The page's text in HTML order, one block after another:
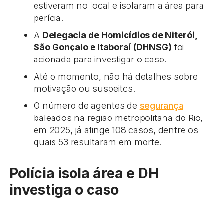
estiveram no local e isolaram a área para
perícia.
A Delegacia de Homicídios de Niterói,
São Gonçalo e Itaboraí (DHNSG) foi
acionada para investigar o caso.
Até o momento, não há detalhes sobre
motivação ou suspeitos.
O número de agentes de segurança
baleados na região metropolitana do Rio,
em 2025, já atinge 108 casos, dentre os
quais 53 resultaram em morte.
Polícia isola área e DH
investiga o caso